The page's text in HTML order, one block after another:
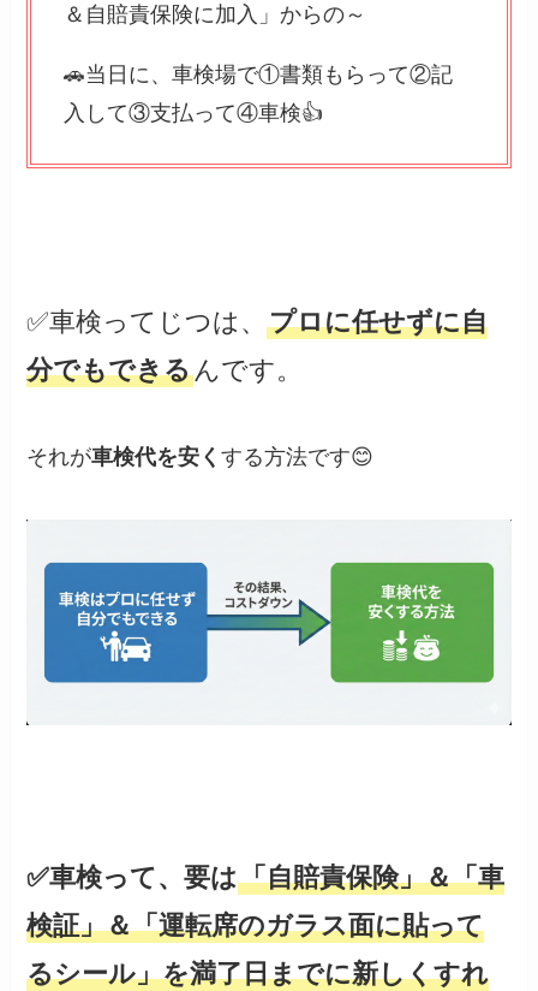
＆自賠責保険に加入」からの～
🚗当日に、車検場で①書類もらって②記
入して③支払って④車検👍
✅車検ってじつは、プロに任せずに自
分でもできるんです。
それが車検代を安くする方法です😊
✅車検って、要は「自賠責保険」＆「車
検証」＆「運転席のガラス面に貼って
るシール」を満了日までに新しくすれ